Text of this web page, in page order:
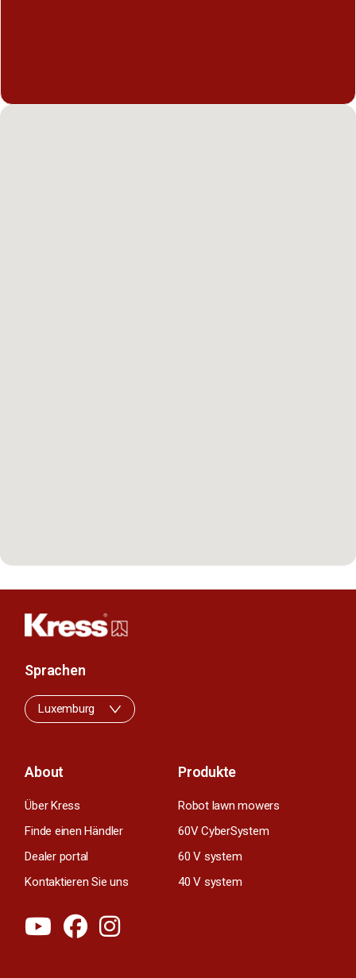
About
Über Kress
Finde einen Händler
Dealer portal
Kontaktieren Sie uns
Produkte
Robot lawn mowers
60V CyberSystem
60 V system
40 V system
Sprachen
Luxemburg